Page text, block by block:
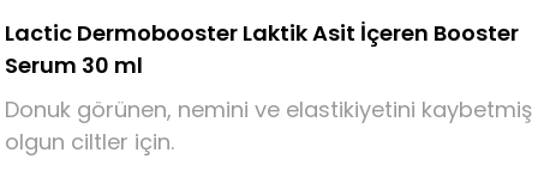
Lactic Dermobooster Laktik Asit İçeren Booster
Serum 30 ml
Donuk görünen, nemini ve elastikiyetini kaybetmiş
olgun ciltler için.